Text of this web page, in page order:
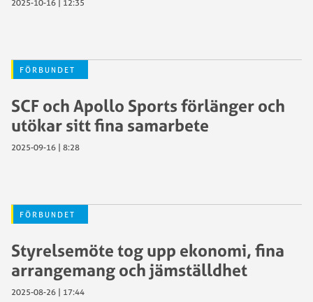
2025-10-16 | 12:35
FÖRBUNDET
SCF och Apollo Sports förlänger och
utökar sitt fina samarbete
2025-09-16 | 8:28
FÖRBUNDET
Styrelsemöte tog upp ekonomi, fina
arrangemang och jämställdhet
2025-08-26 | 17:44